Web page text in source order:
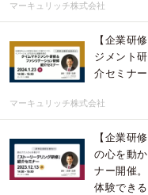
マーキュリッチ株式会社
【企業研
ジメント
介セミナ
マーキュリッチ株式会社
【企業研
の心を動
ナー開催
体験できる